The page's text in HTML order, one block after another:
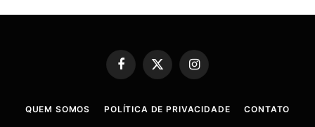
Facebook
X
(Twitter)
Instagram
QUEM SOMOS POLÍTICA DE PRIVACIDADE CONTATO